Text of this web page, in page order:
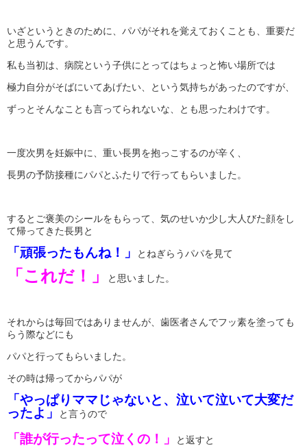
いざというときのために、パパがそれを覚えておくことも、重要だ
と思うんです。
私も当初は、病院という子供にとってはちょっと怖い場所では
極力自分がそばにいてあげたい、という気持ちがあったのですが、
ずっとそんなことも言ってられないな、とも思ったわけです。
一度次男を妊娠中に、重い長男を抱っこするのが辛く、
長男の予防接種にパパとふたりで行ってもらいました。
するとご褒美のシールをもらって、気のせいか少し大人びた顔をし
て帰ってきた長男と
「頑張ったもんね！」 とねぎらうパパを見て
「これだ！」 と思いました。
それからは毎回ではありませんが、歯医者さんでフッ素を塗っても
らう際などにも
パパと行ってもらいました。
その時は帰ってからパパが
「やっぱりママじゃないと、泣いて泣いて大変だ
ったよ」
と言うので
「誰が行ったって泣くの！」 と返すと